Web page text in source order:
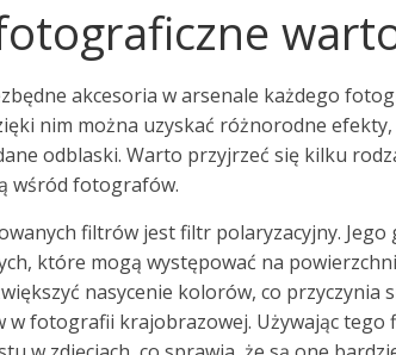
akcesoria w arsenale każdego
nim można uzyskać różnorodne
odblaski. Warto przyjrzeć się kilku
wśród fotografów.
filtrów jest filtr polaryzacyjny.
które mogą występować na
nasycenie kolorów, co przyczynia
w fotografii krajobrazowej. Używając tego